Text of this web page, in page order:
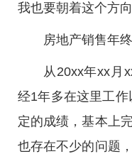
我也要朝着这个方向
房地产销售年
从20xx年xx月
经1年多在这里工
定的成绩，基本上
也存在不少的问题